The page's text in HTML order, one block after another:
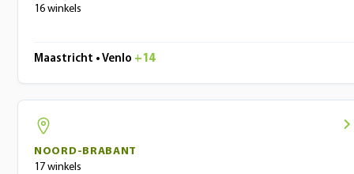
16 winkels
Maastricht • Venlo +14
NOORD-BRABANT
17 winkels